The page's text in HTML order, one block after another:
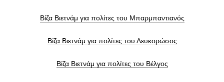
Βίζα Βιετνάμ για πολίτες του Μπαρμπαντιανός
Βίζα Βιετνάμ για πολίτες του Λευκορώσος
Βίζα Βιετνάμ για πολίτες του Βέλγος